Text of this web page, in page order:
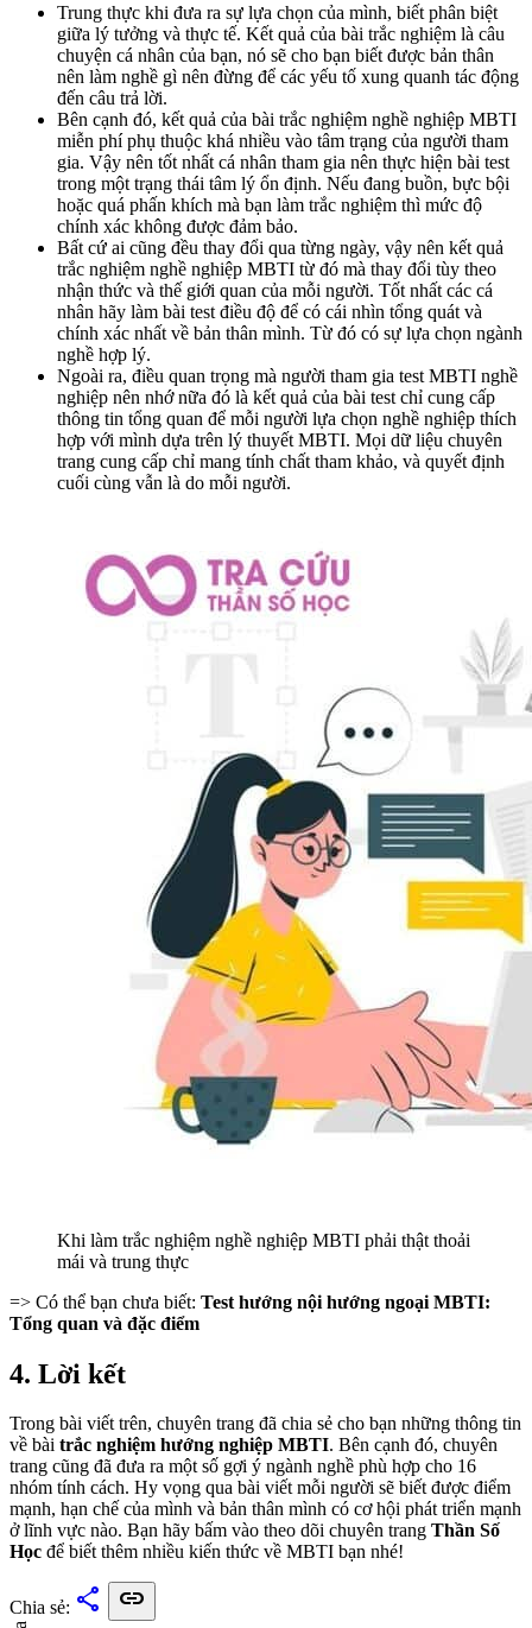
Trung thực khi đưa ra sự lựa chọn của mình, biết phân biệt
giữa lý tưởng và thực tế. Kết quả của bài trắc nghiệm là câu
chuyện cá nhân của bạn, nó sẽ cho bạn biết được bản thân
nên làm nghề gì nên đừng để các yếu tố xung quanh tác động
đến câu trả lời.
Bên cạnh đó, kết quả của bài trắc nghiệm nghề nghiệp MBTI
miễn phí phụ thuộc khá nhiều vào tâm trạng của người tham
gia. Vậy nên tốt nhất cá nhân tham gia nên thực hiện bài test
trong một trạng thái tâm lý ổn định. Nếu đang buồn, bực bội
hoặc quá phấn khích mà bạn làm trắc nghiệm thì mức độ
chính xác không được đảm bảo.
Bất cứ ai cũng đều thay đổi qua từng ngày, vậy nên kết quả
trắc nghiệm nghề nghiệp MBTI từ đó mà thay đổi tùy theo
nhận thức và thế giới quan của mỗi người. Tốt nhất các cá
nhân hãy làm bài test điều độ để có cái nhìn tổng quát và
chính xác nhất về bản thân mình. Từ đó có sự lựa chọn ngành
nghề hợp lý.
Ngoài ra, điều quan trọng mà người tham gia test MBTI nghề
nghiệp nên nhớ nữa đó là kết quả của bài test chỉ cung cấp
thông tin tổng quan để mỗi người lựa chọn nghề nghiệp thích
hợp với mình dựa trên lý thuyết MBTI. Mọi dữ liệu chuyên
trang cung cấp chỉ mang tính chất tham khảo, và quyết định
cuối cùng vẫn là do mỗi người.
Khi làm trắc nghiệm nghề nghiệp MBTI phải thật thoải
mái và trung thực
=> Có thể bạn chưa biết: Test hướng nội hướng ngoại MBTI:
Tổng quan và đặc điểm
4. Lời kết
Trong bài viết trên, chuyên trang đã chia sẻ cho bạn những thông tin
về bài trắc nghiệm hướng nghiệp MBTI. Bên cạnh đó, chuyên
trang cũng đã đưa ra một số gợi ý ngành nghề phù hợp cho 16
nhóm tính cách. Hy vọng qua bài viết mỗi người sẽ biết được điểm
mạnh, hạn chế của mình và bản thân mình có cơ hội phát triển mạnh
ở lĩnh vực nào. Bạn hãy bấm vào theo dõi chuyên trang Thần Số
Học để biết thêm nhiều kiến thức về MBTI bạn nhé!
Chia sẻ: share link